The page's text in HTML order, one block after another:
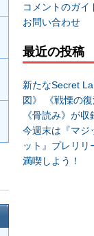
コメントのガイ
お問い合わせ
最近の投稿
新たなSecret
図》 《戦慄の
《骨読み》が収
今週末は『マジ
ット』プレリリ
満喫しよう！